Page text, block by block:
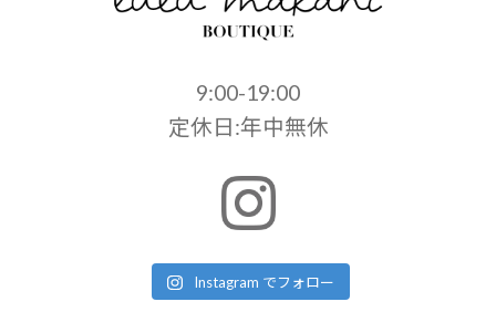
9:00-19:00
定休日:年中無休
Instagram でフォロー